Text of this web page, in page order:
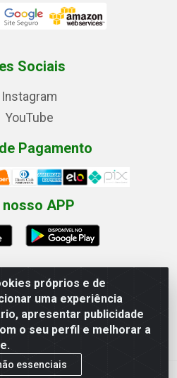
próprios e de
uma experiência
apresentar publicidade
o seu perfil e melhorar a
essenciais
Sociais
Instagram
YouTube
Pagamento
nosso APP
Eletricos - Av. Jorn. Assis
Industrial, Campina Grande/PB
CNPJ 12.110.462/0001-40